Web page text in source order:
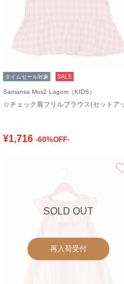
タイムセール対象 SALE
Samansa Mos2 Lagom（KIDS）
¥1,716 -60%OFF-
SOLD OUT
再入荷受付